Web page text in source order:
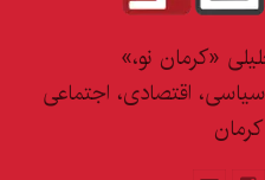
«کرمان نو،»
اقتصادی، اجتماعی